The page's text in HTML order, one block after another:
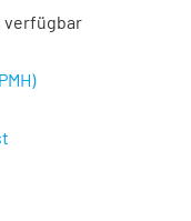
verfügbar